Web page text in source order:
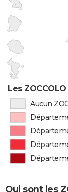
Les
Aucun
Qui sont les